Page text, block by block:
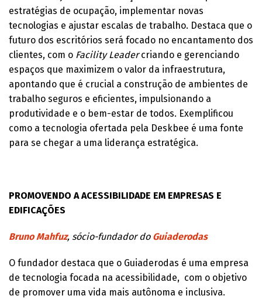
estratégias de ocupação, implementar novas
tecnologias e ajustar escalas de trabalho. Destaca que o
futuro dos escritórios será focado no encantamento dos
clientes, com o Facility Leadercriando e gerenciando
espaços que maximizem o valor da infraestrutura,
apontando que é crucial a construção de ambientes de
trabalho seguros e eficientes, impulsionando a
produtividade e o bem-estar de todos. Exemplificou
como a tecnologia ofertada pela Deskbee é uma fonte
para se chegar a uma liderança estratégica.
PROMOVENDO A ACESSIBILIDADE EM EMPRESAS E
EDIFICAÇÕES
Bruno Mahfuz, sócio-fundador do Guiaderodas
O fundador destaca que o Guiaderodas é uma empresa
de tecnologia focada na acessibilidade, com o objetivo
de promover uma vida mais autônoma e inclusiva.